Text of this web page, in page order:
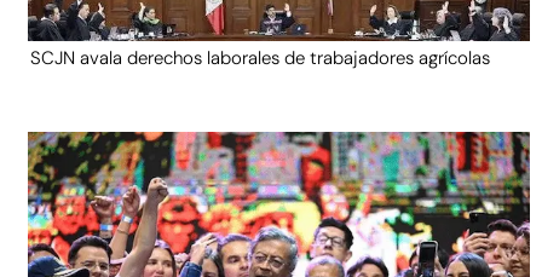
SCJN avala derechos laborales de trabajadores agrícolas